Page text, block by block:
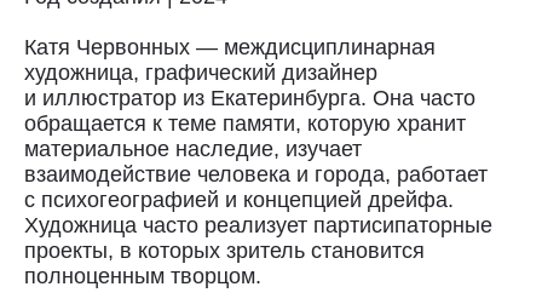
Катя Червонных — междисциплинарная
художница, графический дизайнер
и иллюстратор из Екатеринбурга. Она часто
обращается к теме памяти, которую хранит
материальное наследие, изучает
взаимодействие человека и города, работает
с психогеографией и концепцией дрейфа.
Художница часто реализует партисипаторные
проекты, в которых зритель становится
полноценным творцом.
Доставка